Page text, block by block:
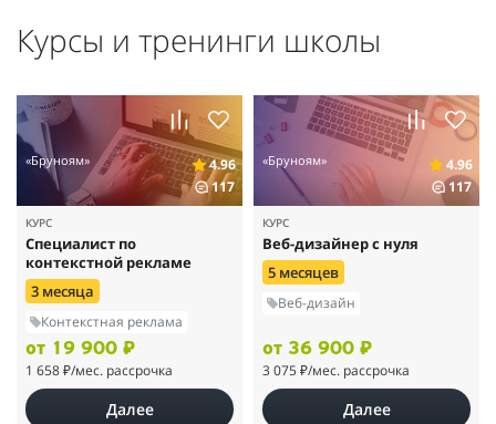
Курсы и тренинги школы
«Бруноям»
4.96
117
КУРС
Специалист по
контекстной рекламе
3 месяца
Контекстная реклама
от 19 900 ₽
1 658 ₽/мес. рассрочка
Далее
«Бруноям»
4.96
117
КУРС
Веб-дизайнер с нуля
5 месяцев
Веб-дизайн
от 36 900 ₽
3 075 ₽/мес. рассрочка
Далее